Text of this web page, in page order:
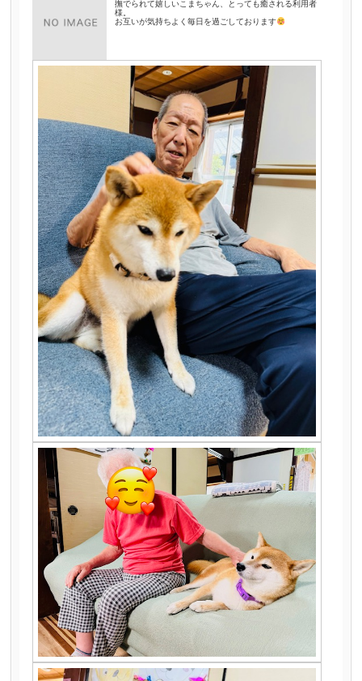
撫でられて嬉しいこまちゃん、とっても癒される利用者
様。
お互いが気持ちよく毎日を過ごしております